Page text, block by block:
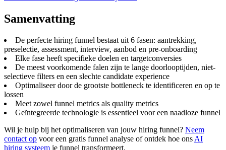
Samenvatting
De perfecte hiring funnel bestaat uit 6 fasen: aantrekking,
preselectie, assessment, interview, aanbod en pre-onboarding
Elke fase heeft specifieke doelen en targetconversies
De meest voorkomende falen zijn te lange doorlooptijden, niet-
selectieve filters en een slechte candidate experience
Optimaliseer door de grootste bottleneck te identificeren en op te
lossen
Meet zowel funnel metrics als quality metrics
Geïntegreerde technologie is essentieel voor een naadloze funnel
Wil je hulp bij het optimaliseren van jouw hiring funnel? Neem
contact op voor een gratis funnel analyse of ontdek hoe ons AI
hiring systeem je funnel transformeert.